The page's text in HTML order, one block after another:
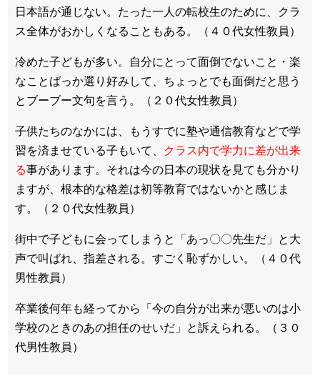
日本語が通じない。たった一人の転校生のために、
クラ
ス全体がおかしくなることもある。（４０代女性教員）
冷めた子どもが多い。自分にとって面倒でないこと・ 楽
なことばっか選り好みして、 ちょっとでも面倒だと思う
とブーブー文句を言う。（２０代女性教員）
子供たちのなかには、
もうすでに塾や通信教育などで学
習を済ませている子もいて、
クラス内で学力に差が出来
る事があります。 それは今の日本の現状を見ても分かり
ますが、 根本的な格差は初等教育ではないかと感じま
す。（２０代女性教員）
街中で子どもに会ってしまうと「あっ〇〇先生だ」と大
声で叫ばれ、指差される。すごく恥ずかしい。（４０代
男性教員）
卒業後何年も経ってから「今の自分が出来が悪いのは小
学校のときのあの担任のせいだ」と訴えられる。（３０
代男性教員）